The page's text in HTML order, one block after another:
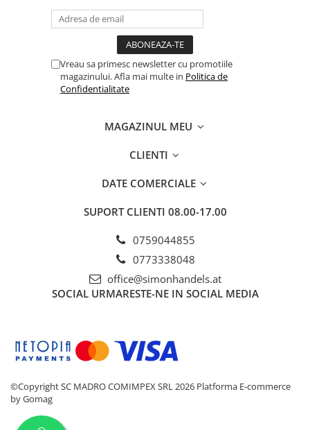
Vreau sa primesc newsletter cu promotiile
magazinului. Afla mai multe in Politica de
Confidentialitate
MAGAZINUL MEU
CLIENTI
DATE COMERCIALE
SUPORT CLIENTI 08.00-17.00
0759044855
0773338048
office@simonhandels.at
SOCIAL URMARESTE-NE IN SOCIAL MEDIA
©Copyright SC MADRO COMIMPEX SRL 2026 Platforma E-commerce
by Gomag